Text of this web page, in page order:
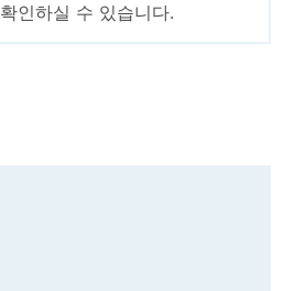
확인하실 수 있습니다.